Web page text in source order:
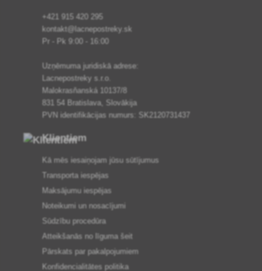
+421 915 420 295
kontakt@lacnepostreky.sk
Pr - Pk 9:00 - 16:00
Uzņēmuma juridiskā adrese:
Lacnepostreky s.r.o.
Malokrasňanská 10137/8
831 54 Bratislava, Slovākija
PVN identifikācijas numurs: SK2120731437
Klientiem
Kā mēs iesaiņojam jūsu sūtījumus
Transporta iespējas
Maksājumu iespējas
Noteikumi un nosacījumi
Sūdzību procedūra
Atteikšanās no līguma šeit
Pārskats par pakalpojumiem
Konfidencialitātes politika